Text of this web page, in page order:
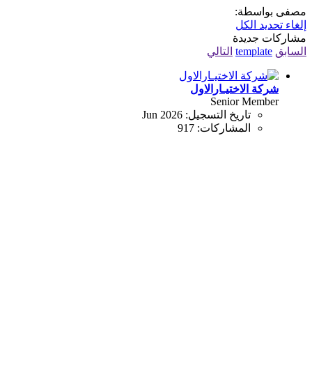
مصفى بواسطة:
إلغاء تحديد الكل
مشاركات جديدة
السابق template التالي
شركة الاختيـارالاول
Senior Member
تاريخ التسجيل: Jun 2026
المشاركات: 917